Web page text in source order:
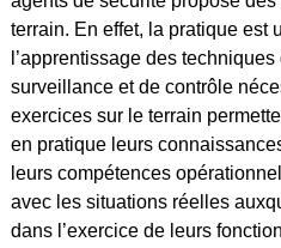
terrain. En effet, la pratique est
l’apprentissage des
surveillance et de contrôle
exercices sur le terrain
en pratique leurs
leurs compétences
avec les situations réelles
dans l’exercice de leurs